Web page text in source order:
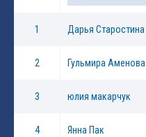
1 Дарья Старостина
2 Гульмира Аменова
3 юлия макарчук
4 Янна Пак